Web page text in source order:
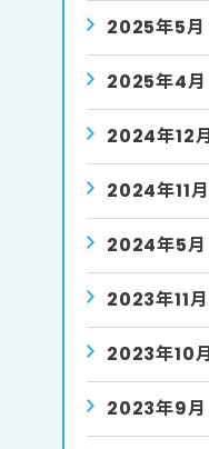
2025年5月
2025年4月
2024年12
2024年11月
2024年5月
2023年11月
2023年10
2023年9月